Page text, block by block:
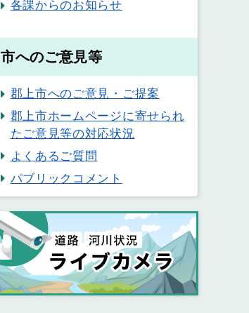
各課からのお知らせ
市へのご意見等
郡上市へのご意見・ご提案
郡上市ホームページに寄せられ
たご意見等の対応状況
よくあるご質問
パブリックコメント